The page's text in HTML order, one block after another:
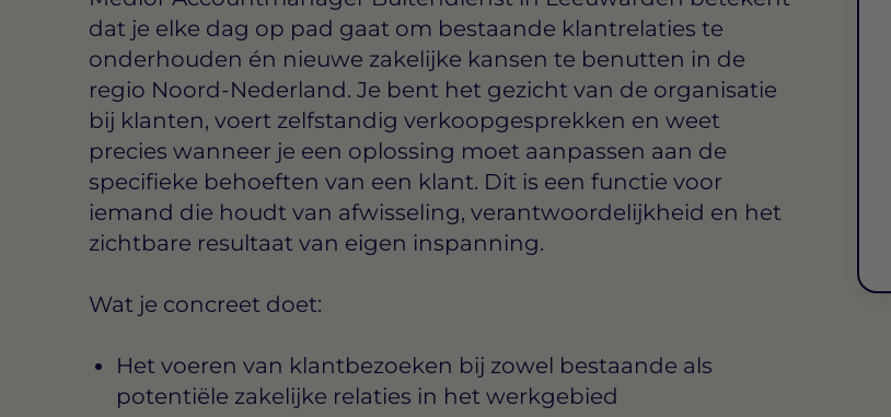
dat je elke dag op pad gaat om bestaande klantrelaties te
onderhouden én nieuwe zakelijke kansen te benutten in de
regio Noord-Nederland. Je bent het gezicht van de organisatie
bij klanten, voert zelfstandig verkoopgesprekken en weet
precies wanneer je een oplossing moet aanpassen aan de
specifieke behoeften van een klant. Dit is een functie voor
iemand die houdt van afwisseling, verantwoordelijkheid en het
zichtbare resultaat van eigen inspanning.
Wat je concreet doet:
Het voeren van klantbezoeken bij zowel bestaande als
potentiële zakelijke relaties in het werkgebied